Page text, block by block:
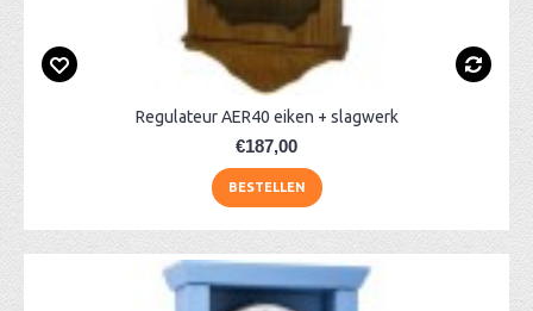
Regulateur AER40 eiken + slagwerk
€187,00
BESTELLEN